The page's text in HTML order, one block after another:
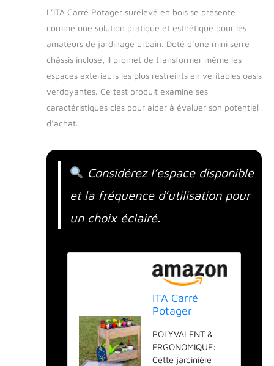
L’ITA Carré Potager surélevé en bois se présente
comme une solution pratique et esthétique pour les
amateurs de jardinage urbain. Doté d’une mini serre
châssis incluse, il promet de transformer même les
espaces extérieurs les plus restreints en véritables oasis
verdoyantes. Ce test produit examine ses
caractéristiques clés pour aider à évaluer son potentiel
d’achat.
Considérez l’espace disponible
et la fréquence d’utilisation pour
un choix éclairé.
ITA Carré
Potager
Bois - Mini
Serre Châssis
Incluse - 2
POLYVALENT &
ERGONOMIQUE:
Cette jardinière